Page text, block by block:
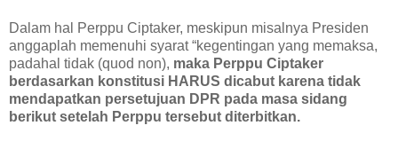
Dalam hal Perppu Ciptaker, meskipun misalnya Presiden
anggaplah memenuhi syarat “kegentingan yang memaksa,
padahal tidak (quod non), maka Perppu Ciptaker
berdasarkan konstitusi HARUS dicabut karena tidak
mendapatkan persetujuan DPR pada masa sidang
berikut setelah Perppu tersebut diterbitkan.